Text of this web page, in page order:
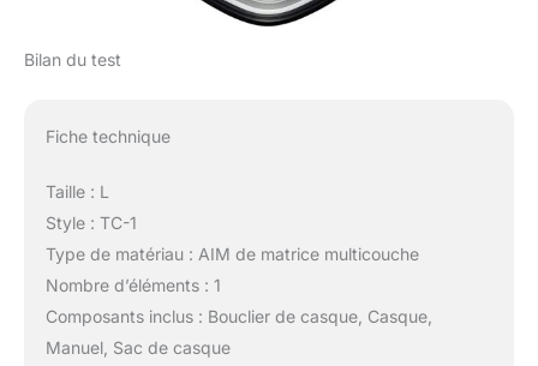
Bilan du test
Fiche technique
Taille : L
Style : TC-1
Type de matériau : AIM de matrice multicouche
Nombre d’éléments : 1
Composants inclus : Bouclier de casque, Casque,
Manuel, Sac de casque